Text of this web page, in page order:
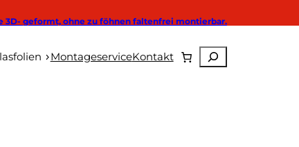
3D- geformt, ohne zu föhnen faltenfrei montierbar.
Autoglasfolien
MontageserviceKontakt Suchen